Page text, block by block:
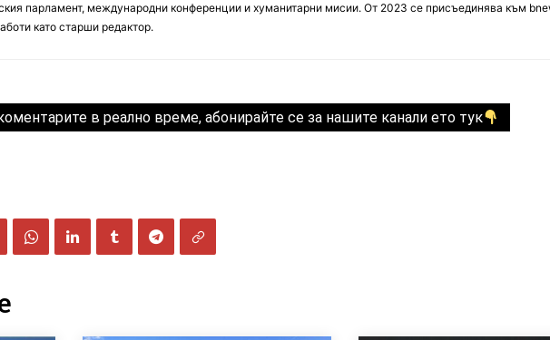
парламент, международни конференции и хуманитарни мисии. От 2023 се присъединява към
като старши редактор.
в реално време, абонирайте се за нашите канали ето тук